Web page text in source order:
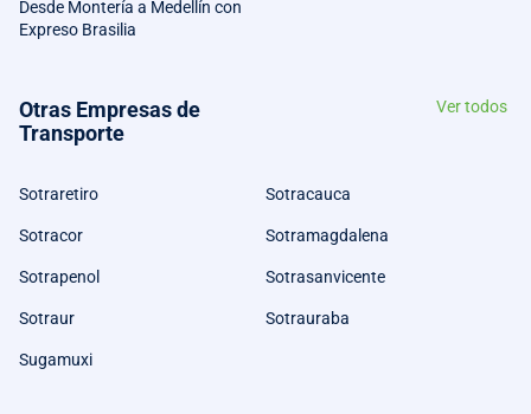
Desde Montería a Medellín con
Expreso Brasilia
Otras Empresas de
Transporte
Ver todos
Sotraretiro Sotracauca
Sotracor Sotramagdalena
Sotrapenol Sotrasanvicente
Sotraur Sotrauraba
Sugamuxi